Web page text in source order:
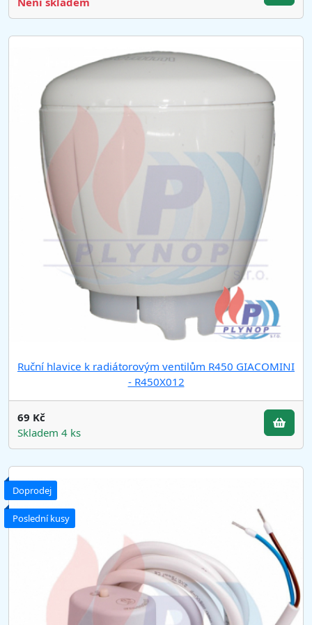
Ruční hlavice k radiátorovým ventilům R450 GIACOMINI
- R450X012
69 Kč
Skladem 4 ks
Doprodej
Poslední kusy